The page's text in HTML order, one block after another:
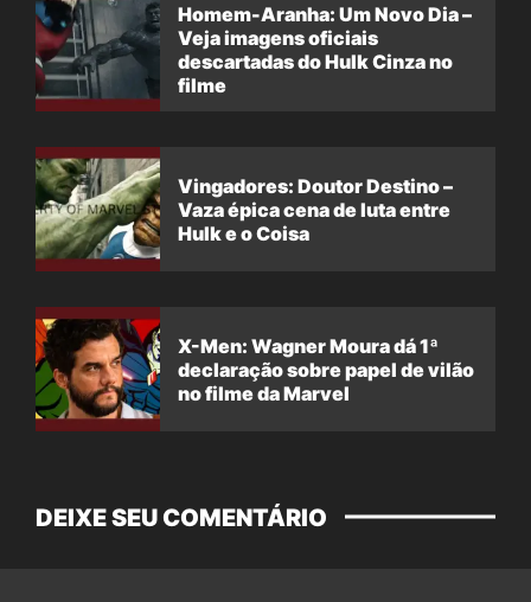
Homem-Aranha: Um Novo Dia –
Veja imagens oficiais
descartadas do Hulk Cinza no
filme
Vingadores: Doutor Destino –
Vaza épica cena de luta entre
Hulk e o Coisa
X-Men: Wagner Moura dá 1ª
declaração sobre papel de vilão
no filme da Marvel
DEIXE SEU COMENTÁRIO